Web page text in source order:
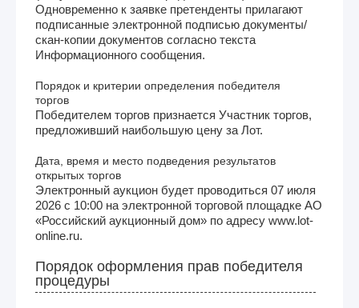
Одновременно к заявке претенденты прилагают
подписанные электронной подписью документы/
скан-копии документов согласно текста
Информационного сообщения.
Порядок и критерии определения победителя
торгов
Победителем торгов признается Участник торгов,
предложивший наибольшую цену за Лот.
Дата, время и место подведения результатов
открытых торгов
Электронный аукцион будет проводиться 07 июля
2026 с 10:00 на электронной торговой площадке АО
«Российский аукционный дом» по адресу www.lot-
online.ru.
Порядок оформления прав победителя
процедуры